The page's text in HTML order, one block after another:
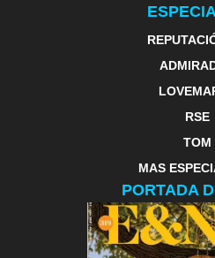
RSE
TOM
MAS
PORTADA